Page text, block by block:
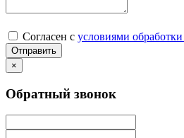
Согласен с условиями
×
Обратный звонок